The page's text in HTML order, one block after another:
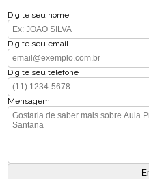
Digite seu nome
Digite seu email
Digite seu telefone
Mensagem